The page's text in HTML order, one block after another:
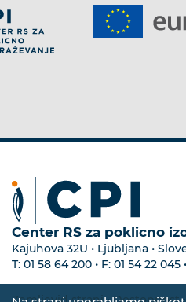
Center RS za poklicno
Kajuhova 32U • Ljubljana •
T: 01 58 64 200 • F: 01 54 22 045